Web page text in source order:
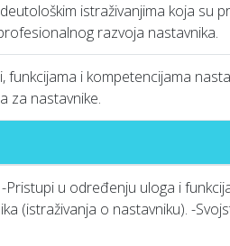
istraživanjima koja su
razvoja nastavnika.
i kompetencijama
za nastavnike.
u određenju uloga i
(istraživanja o nastavniku). -